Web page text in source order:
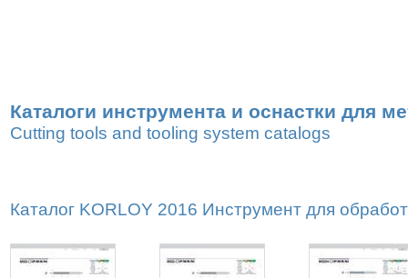
Каталоги инструмента и оснастки для
Cutting tools and tooling system catalogs
Каталог KORLOY 2016 Инструмент для